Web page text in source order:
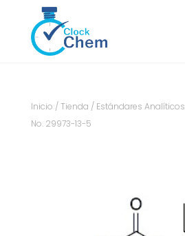
Inicio / Tienda / Estándares Analíticos
No. 29973-13-5